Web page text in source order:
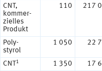
CNT,
kommer-
zielles
Produkt
110 217
Poly-
styrol
1 050 22
CNT1 1 350 17